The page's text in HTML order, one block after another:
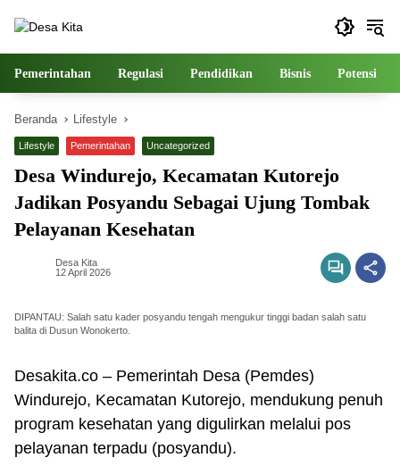
Pemerintahan Regulasi Pendidikan Bisnis Potensi
Beranda Lifestyle
Lifestyle Pemerintahan Uncategorized
Desa Windurejo, Kecamatan Kutorejo
Jadikan Posyandu Sebagai Ujung Tombak
Pelayanan Kesehatan
Desa Kita
12 April 2026
DIPANTAU: Salah satu kader posyandu tengah mengukur tinggi badan salah satu
balita di Dusun Wonokerto.
Desakita.co – Pemerintah Desa (Pemdes)
Windurejo, Kecamatan Kutorejo, mendukung penuh
program kesehatan yang digulirkan melalui pos
pelayanan terpadu (posyandu).